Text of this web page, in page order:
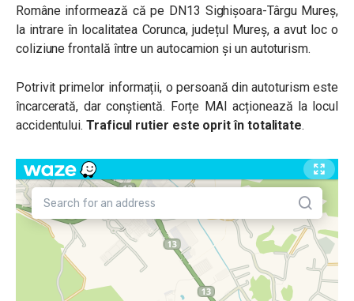
Române informează că pe DN13 Sighișoara-Târgu Mureș,
la intrare în localitatea Corunca, județul Mureș, a avut loc o
coliziune frontală între un autocamion și un autoturism.
Potrivit primelor informații, o persoană din autoturism este
încarcerată, dar conștientă. Forțe MAI acționează la locul
accidentului. Traficul rutier este oprit în totalitate.